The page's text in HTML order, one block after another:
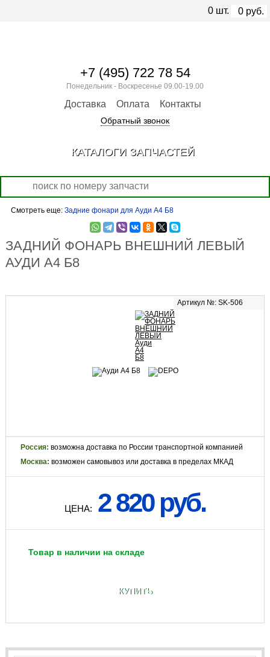
Смотреть еще: Задние фонари для Ауди А4 Б8
ЗАДНИЙ ФОНАРЬ ВНЕШНИЙ ЛЕВЫЙ
АУДИ А4 Б8
Артикул №: SK-506
Россия: возможна доставка по России транспортной компанией
Москва: возможен самовывоз или доставка в пределах МКАД
ЦЕНА: 2 820 руб.
Товар в наличии на складе
КУПИТЬ
+7 (495) 722 78 54
Понедельник - Воскресенье 09.00-19.00
Доставка Оплата Контакты
Обратный звонок
0 шт. 0 руб.
КАТАЛОГИ ЗАПЧАСТЕЙ